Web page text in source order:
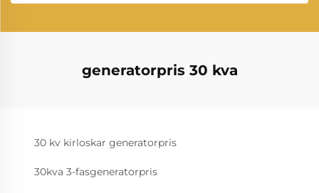
generatorpris 30 kva
30 kv kirloskar generatorpris
30kva 3-fasgeneratorpris